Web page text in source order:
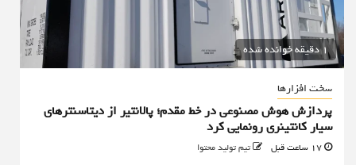
1 دقیقه خوانده شده
سخت افزارها
پردازش هوش مصنوعی در خط مقدم؛ پالانتیر از دیتاسنترهای
سیار کانتینری رونمایی کرد
تیم تولید محتوا